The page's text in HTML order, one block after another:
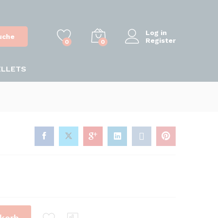
0 0
Log in
Register